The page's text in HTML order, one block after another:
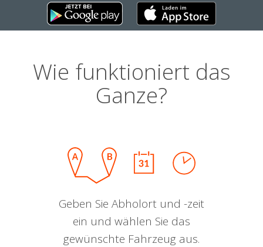
Wie funktioniert das
Ganze?
Geben Sie Abholort und -zeit
ein und wählen Sie das
gewünschte Fahrzeug aus.